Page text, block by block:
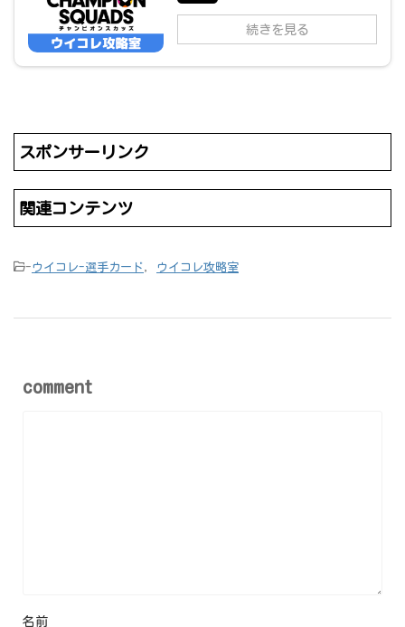
続きを見る
スポンサーリンク
関連コンテンツ
-ウイコレ-選手カード, ウイコレ攻略室
comment
名前